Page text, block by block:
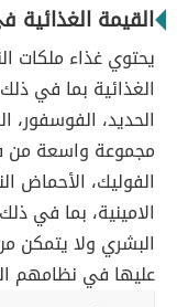
القيمة الغذائية
يحتوي غذاء ملكات
الغذائية بما في
الحديد، الفوسفور،
مجموعة واسعة من
البشري ولا يتمكن
عليها في نظامهم